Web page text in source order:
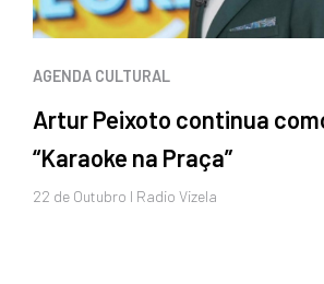
AGENDA CULTURAL
Artur Peixoto continua
“Karaoke na Praça”
22 de Outubro I Radio Vizela